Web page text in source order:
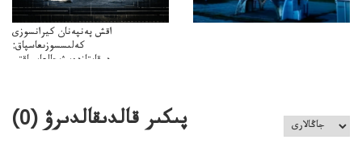
اقش پەنپەنان كيرانسوزى
كەلىسسوزىعاسپاق:
دوقايتازدەسۋىجالعاسپاقتى
پىكىر قالدىقالدىرۋ (0
)